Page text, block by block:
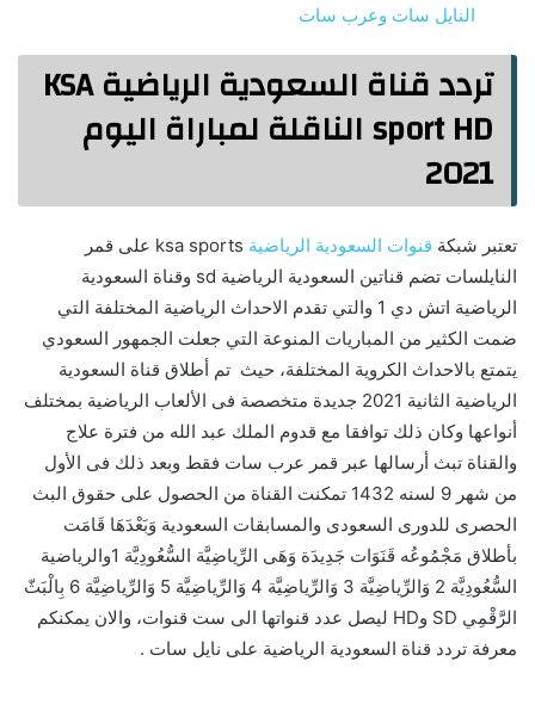
النايل سات وعرب سات
تردد قناة السعودية الرياضية KSA
sport HD الناقلة لمباراة اليوم
2021
تعتبر شبكة قنوات السعودية الرياضية
ksa sports على قمر
النايلسات تضم قناتين السعودية الرياضية sd وقناة السعودية
الرياضية اتش دي 1 والتي تقدم الاحداث الرياضية المختلفة التي
ضمت الكثير من المباريات المنوعة التي جعلت الجمهور السعودي
يتمتع بالاحداث الكروية المختلفة، حيث تم أطلاق قناة السعودية
الرياضية الثانية 2021 جديدة متخصصة فى الألعاب الرياضية بمختلف
أنواعها وكان ذلك توافقا مع قدوم الملك عبد الله من فترة علاج
والقناة تبث أرسالها عبر قمر عرب سات فقط وبعد ذلك فى الأول
من شهر 9 لسنه 1432 تمكنت القناة من الحصول على حقوق البث
الحصرى للدورى السعودى والمسابقات السعودية وَبَعْدَهَا قَامَت
بأطلاق مَجْمُوعُه قَنَوَات جَدِيدَة وَهَى الرِّياضِيَّة السُّعُودِيَّة 1والرياضية
السُّعُودِيَّة 2 وَالرِّياضِيَّة 3 وَالرِّياضِيَّة 4 وَالرِّياضِيَّة 5 وَالرِّياضِيَّة 6 بِالْبَثّ
الرَّقْمِي SD وHD ليصل عدد قنواتها الى ست قنوات، والان يمكنكم
معرفة تردد قناة السعودية الرياضية على نايل سات .